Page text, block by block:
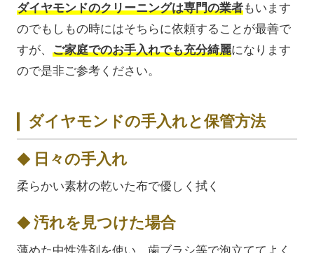
ダイヤモンドのクリーニングは専門の業者もいます
のでもしもの時にはそちらに依頼することが最善で
すが、 ご家庭でのお手入れでも充分綺麗になります
ので是非ご参考ください。
ダイヤモンドの手入れと保管方法
日々の手入れ
柔らかい素材の乾いた布で優しく拭く
汚れを見つけた場合
薄めた中性洗剤を使い、歯ブラシ等で泡立ててよく